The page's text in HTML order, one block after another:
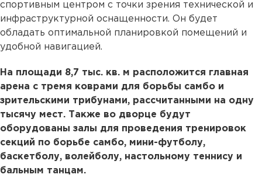
спортивным центром с точки зрения технической и
инфраструктурной оснащенности. Он будет
обладать оптимальной планировкой помещений и
удобной навигацией.
На площади 8,7 тыс. кв. м расположится главная
арена с тремя коврами для борьбы самбо и
зрительскими трибунами, рассчитанными на одну
тысячу мест. Также во дворце будут
оборудованы залы для проведения тренировок
секций по борьбе самбо, мини-футболу,
баскетболу, волейболу, настольному теннису и
бальным танцам.